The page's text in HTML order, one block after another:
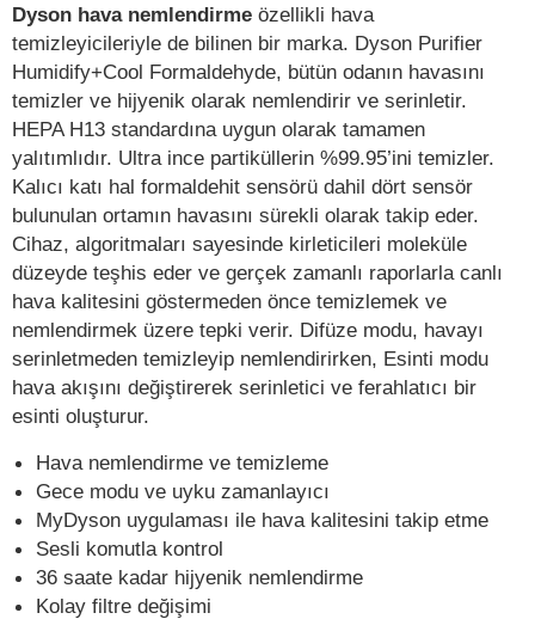
Dyson hava nemlendirme özellikli hava
temizleyicileriyle de bilinen bir marka. Dyson Purifier
Humidify+Cool Formaldehyde, bütün odanın havasını
temizler ve hijyenik olarak nemlendirir ve serinletir.
HEPA H13 standardına uygun olarak tamamen
yalıtımlıdır. Ultra ince partiküllerin %99.95’ini temizler.
Kalıcı katı hal formaldehit sensörü dahil dört sensör
bulunulan ortamın havasını sürekli olarak takip eder.
Cihaz, algoritmaları sayesinde kirleticileri moleküle
düzeyde teşhis eder ve gerçek zamanlı raporlarla canlı
hava kalitesini göstermeden önce temizlemek ve
nemlendirmek üzere tepki verir. Difüze modu, havayı
serinletmeden temizleyip nemlendirirken, Esinti modu
hava akışını değiştirerek serinletici ve ferahlatıcı bir
esinti oluşturur.
Hava nemlendirme ve temizleme
Gece modu ve uyku zamanlayıcı
MyDyson uygulaması ile hava kalitesini takip etme
Sesli komutla kontrol
36 saate kadar hijyenik nemlendirme
Kolay filtre değişimi